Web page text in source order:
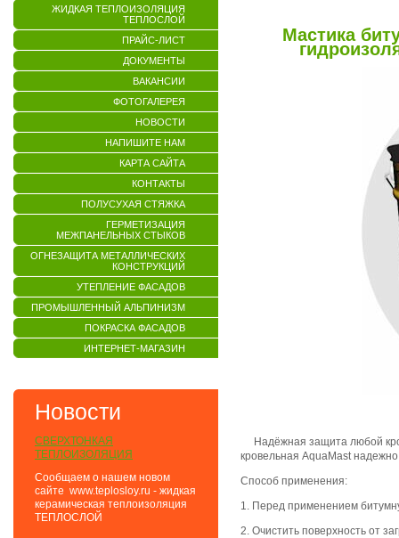
ЖИДКАЯ ТЕПЛОИЗОЛЯЦИЯ
ТЕПЛОСЛОЙ
ПРАЙС-ЛИСТ
ДОКУМЕНТЫ
ВАКАНСИИ
ФОТОГАЛЕРЕЯ
НОВОСТИ
НАПИШИТЕ НАМ
КАРТА САЙТА
КОНТАКТЫ
ПОЛУСУХАЯ СТЯЖКА
ГЕРМЕТИЗАЦИЯ
МЕЖПАНЕЛЬНЫХ СТЫКОВ
ОГНЕЗАЩИТА МЕТАЛЛИЧЕСКИХ
КОНСТРУКЦИЙ
УТЕПЛЕНИЕ ФАСАДОВ
ПРОМЫШЛЕННЫЙ АЛЬПИНИЗМ
ПОКРАСКА ФАСАДОВ
ИНТЕРНЕТ-МАГАЗИН
Новости
СВЕРХТОНКАЯ
ТЕПЛОИЗОЛЯЦИЯ
Сообщаем о нашем новом
сайте www.teplosloy.ru - жидкая
керамическая теплоизоляция
ТЕПЛОСЛОЙ
Мастика
Надёжная защита любой
кровельная AquaMast
Способ применения:
1. Перед применением
2. Очистить поверхность от